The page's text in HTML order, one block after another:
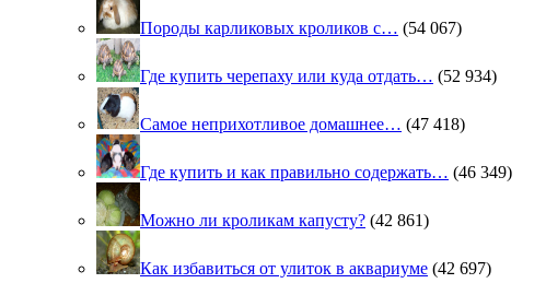
Породы карликовых кроликов с… (54 067)
Где купить черепаху или куда отдать… (52 934)
Самое неприхотливое домашнее… (47 418)
Где купить и как правильно содержать… (46 349)
Можно ли кроликам капусту? (42 861)
Как избавиться от улиток в аквариуме (42 697)